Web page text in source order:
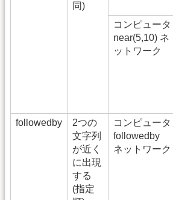
同)
コンピュータ
near(5,10) ネ
ットワーク
followedby
2つの
文字列
が近く
に出現
する
(指定
コンピュータ
followedby
ネットワーク